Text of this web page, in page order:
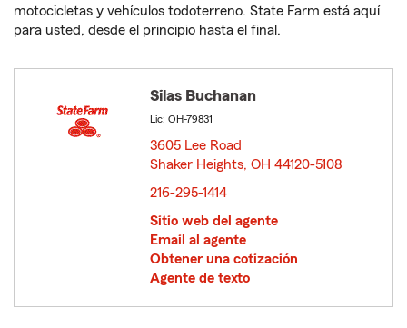
motocicletas y vehículos todoterreno. State Farm está aquí
para usted, desde el principio hasta el final.
Silas Buchanan
Lic: OH-79831
3605 Lee Road
Shaker Heights, OH 44120-5108
216-295-1414
Sitio web del agente
Email al agente
Obtener una cotización
Agente de texto